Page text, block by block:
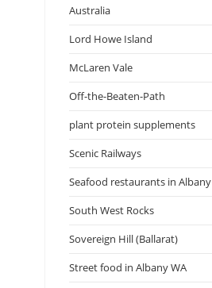
Australia
Lord Howe Island
McLaren Vale
Off-the-Beaten-Path
plant protein supplements
Scenic Railways
Seafood restaurants in Albany
South West Rocks
Sovereign Hill (Ballarat)
Street food in Albany WA